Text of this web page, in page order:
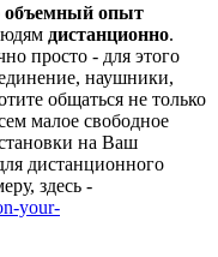
объемный опыт
дистанционно.
просто - для этого
наушники,
общаться не только
малое свободное
на Ваш
дистанционного
здесь -
your-